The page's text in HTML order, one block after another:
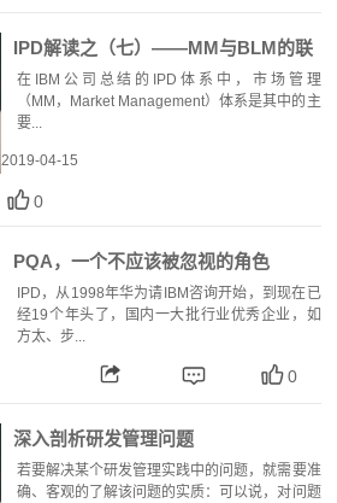
IPD解读之（七）——MM与BLM的联
系与区别
在IBM公司总结的IPD体系中，市场管理
（MM，Market Management）体系是其中的主
要...
2019-04-15
0
PQA，一个不应该被忽视的角色
IPD，从1998年华为请IBM咨询开始，到现在已
经19个年头了，国内一大批行业优秀企业，如
方太、步...
0
深入剖析研发管理问题
若要解决某个研发管理实践中的问题，就需要准
确、客观的了解该问题的实质：可以说，对问题